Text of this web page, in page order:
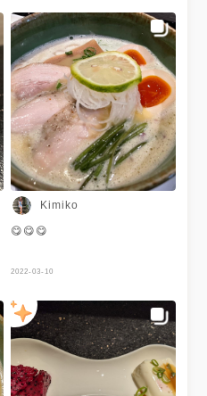
Kimiko
😋😋😋
2022-03-10